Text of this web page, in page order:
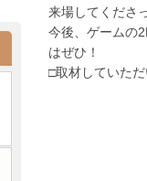
来場してくださ
今後、ゲームの
はぜひ！
□取材していた